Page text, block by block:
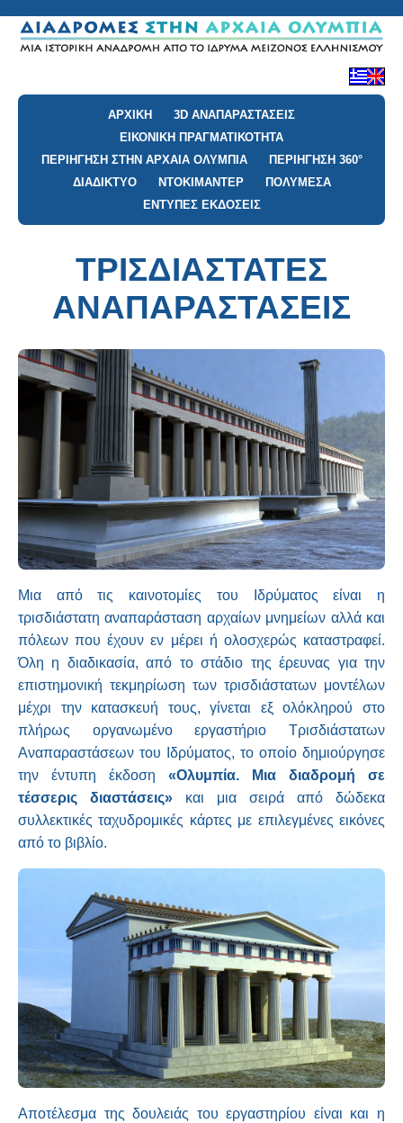
ΑΡΧΙΚΗ
3D ΑΝΑΠΑΡΑΣΤΑΣΕΙΣ
ΕΙΚΟΝΙΚΗ ΠΡΑΓΜΑΤΙΚΟΤΗΤΑ
ΠΕΡΙΗΓΗΣΗ ΣΤΗΝ ΑΡΧΑΙΑ ΟΛΥΜΠΙΑ
ΠΕΡΙΗΓΗΣΗ 360°
ΔΙΑΔΙΚΤΥΟ
ΝΤΟΚΙΜΑΝΤΕΡ
ΠΟΛΥΜΕΣΑ
ΕΝΤΥΠΕΣ ΕΚΔΟΣΕΙΣ
ΤΡΙΣΔΙΑΣΤΑΤΕΣ
ΑΝΑΠΑΡΑΣΤΑΣΕΙΣ
Μια από τις καινοτομίες του Ιδρύματος είναι η
τρισδιάστατη αναπαράσταση αρχαίων μνημείων αλλά και
πόλεων που έχουν εν μέρει ή ολοσχερώς καταστραφεί.
Όλη η διαδικασία, από το στάδιο της έρευνας για την
επιστημονική τεκμηρίωση των τρισδιάστατων μοντέλων
μέχρι την κατασκευή τους, γίνεται εξ ολόκληρού στο
πλήρως οργανωμένο εργαστήριο Τρισδιάστατων
Αναπαραστάσεων του Ιδρύματος, το οποίο δημιούργησε
την έντυπη έκδοση «Ολυμπία. Μια διαδρομή σε
τέσσερις διαστάσεις» και μια σειρά από δώδεκα
συλλεκτικές ταχυδρομικές κάρτες με επιλεγμένες εικόνες
από το βιβλίο.
Αποτέλεσμα της δουλειάς του εργαστηρίου είναι και η